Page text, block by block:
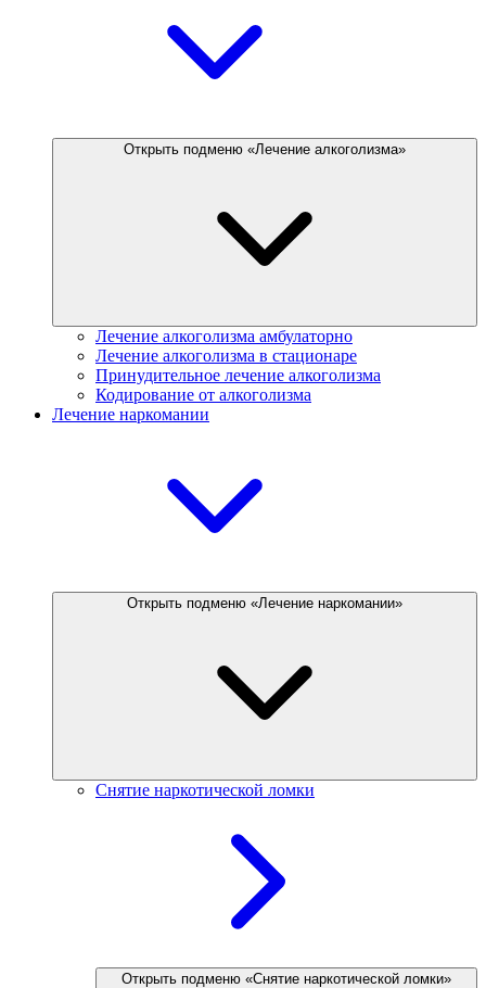
Открыть подменю «Лечение алкоголизма»
Лечение алкоголизма амбулаторно
Лечение алкоголизма в стационаре
Принудительное лечение алкоголизма
Кодирование от алкоголизма
Лечение наркомании
Открыть подменю «Лечение наркомании»
Снятие наркотической ломки
Открыть подменю «Снятие наркотической ломки»